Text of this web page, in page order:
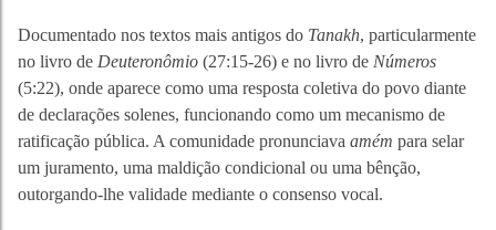
Documentado nos textos mais antigos do Tanakh, particularmente
no livro de Deuteronômio (27:15-26) e no livro de Números
(5:22), onde aparece como uma resposta coletiva do povo diante
de declarações solenes, funcionando como um mecanismo de
ratificação pública. A comunidade pronunciava amém para selar
um juramento, uma maldição condicional ou uma bênção,
outorgando-lhe validade mediante o consenso vocal.